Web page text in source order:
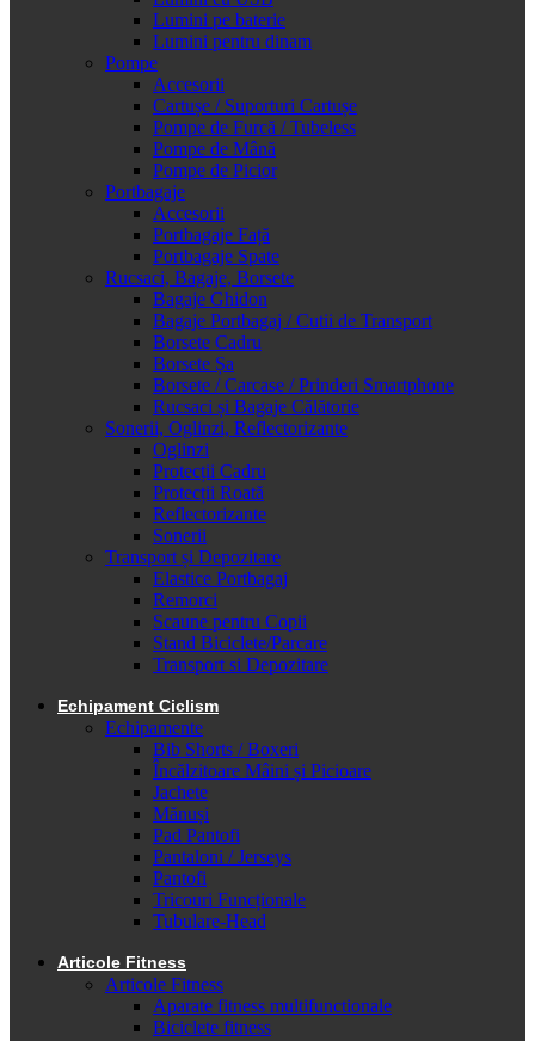
Lumini pe baterie
Lumini pentru dinam
Pompe
Accesorii
Cartușe / Suporturi Cartușe
Pompe de Furcă / Tubeless
Pompe de Mână
Pompe de Picior
Portbagaje
Accesorii
Portbagaje Față
Portbagaje Spate
Rucsaci, Bagaje, Borsete
Bagaje Ghidon
Bagaje Portbagaj / Cutii de Transport
Borsete Cadru
Borsete Șa
Borsete / Carcase / Prinderi Smartphone
Rucsaci și Bagaje Călătorie
Sonerii, Oglinzi, Reflectorizante
Oglinzi
Protecții Cadru
Protecții Roată
Reflectorizante
Sonerii
Transport și Depozitare
Elastice Portbagaj
Remorci
Scaune pentru Copii
Stand Biciclete/Parcare
Transport si Depozitare
Echipament Ciclism
Echipamente
Bib Shorts / Boxeri
Încălzitoare Mâini și Picioare
Jachete
Mănuși
Pad Pantofi
Pantaloni / Jerseys
Pantofi
Tricouri Funcționale
Tubulare-Head
Articole Fitness
Articole Fitness
Aparate fitness multifunctionale
Biciclete fitness